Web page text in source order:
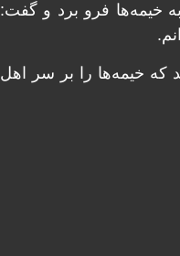
خيمه‌ها فرو برد و گفت:
كه خيمه‌ها را بر سر اهل